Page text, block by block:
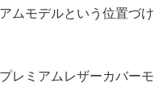
ムモデルという位置づけ
レミアムレザーカバーモ